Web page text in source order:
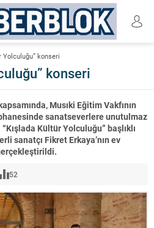
Yolculuğu” konseri
konseri
Musıki Eğitim Vakfının
sanatseverlere unutulmaz
Kültür Yolculuğu” başlıklı
sanatçı Fikret Erkaya’nın ev
52